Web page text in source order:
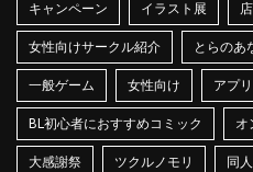
キャンペーン イラスト展
女性向けサークル紹介 とらのあ
一般ゲーム 女性向け アプリ
BL初心者におすすめコミック オ
大感謝祭 ツクルノモリ 同